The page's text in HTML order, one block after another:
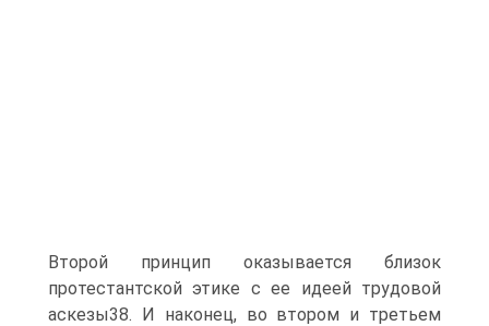
Второй принцип оказывается близок
протестантской этике с ее идеей трудовой
аскезы38. И наконец, во втором и третьем